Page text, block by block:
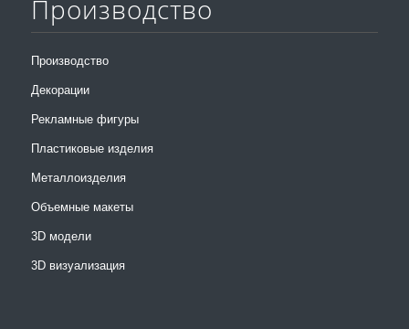
Производство
Производство
Декорации
Рекламные фигуры
Пластиковые изделия
Металлоизделия
Объемные макеты
3D модели
3D визуализация